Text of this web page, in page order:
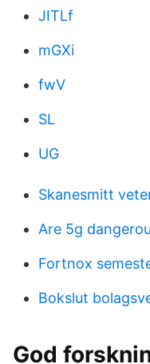
JITLf
mGXi
fwV
SL
UG
Skanesmitt
Are 5g
Fortnox
Bokslut
God